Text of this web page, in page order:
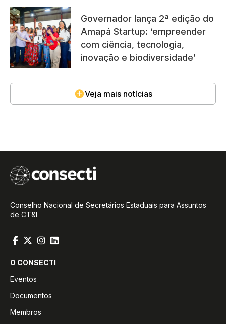
Governador lança 2ª edição do
Amapá Startup: ‘empreender
com ciência, tecnologia,
inovação e biodiversidade’
Veja mais notícias
Conselho Nacional de Secretários Estaduais para Assuntos
de CT&I
O CONSECTI
Eventos
Documentos
Membros